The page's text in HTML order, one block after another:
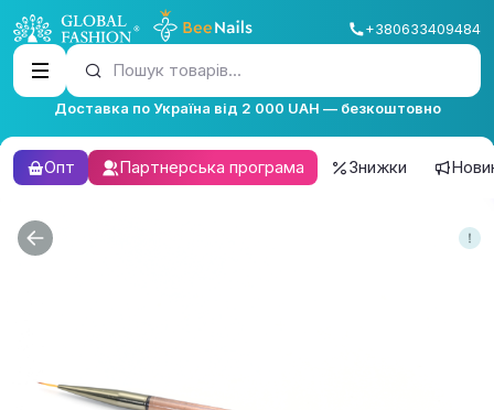
+380633409484
Пошук товарів...
Доставка по Україна від 2 000 UAH — безкоштовно
Опт Партнерська програма Знижки